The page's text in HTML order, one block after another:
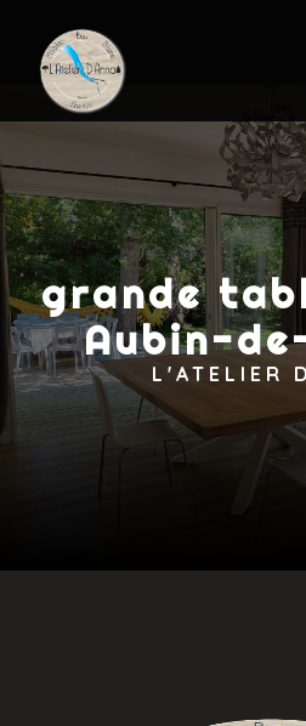
grande
Aubin-
L'ATELIER